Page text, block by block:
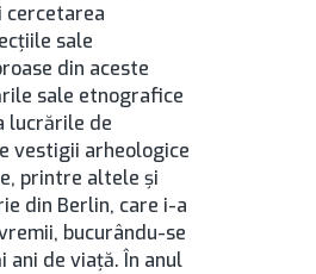
cercetarea
sale
din aceste
sale etnografice
lucrările de
vestigii arheologice
printre altele şi
din Berlin, care i-a
bucurându-se
de viaţă. În anul